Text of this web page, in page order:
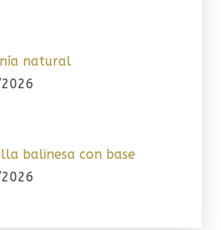
natural
balinesa con base